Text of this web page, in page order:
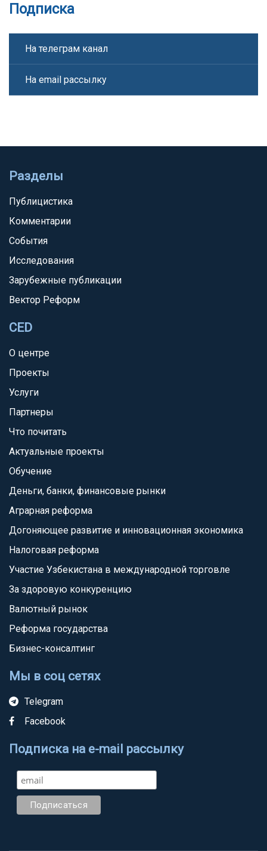
Подписка
На телеграм канал
На email рассылку
Разделы
Публицистика
Комментарии
События
Исследования
Зарубежные публикации
Вектор Реформ
CED
О центре
Проекты
Услуги
Партнеры
Что почитать
Актуальные проекты
Обучение
Деньги, банки, финансовые рынки
Аграрная реформа
Догоняющее развитие и инновационная экономика
Налоговая реформа
Участие Узбекистана в международной торговле
За здоровую конкуренцию
Валютный рынок
Реформа государства
Бизнес-консалтинг
Мы в соц сетях
Telegram
Facebook
Подписка на e-mail рассылку